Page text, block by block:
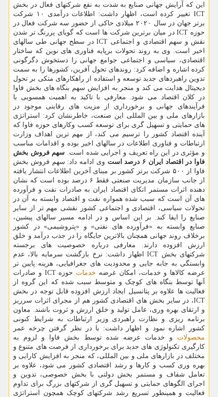
این که آرایش جهانی صنایع به شدت به نفع شرکتهای فعال در بخش
ICT تغییر کرده است، اظهار داشت: اطلاعات درآمدی ۱۰ شرکت
برتر جهان در سال ۲۰۲۰ میلادی حاکی از حضور سه شرکت فعال در
حوزه ICT در میان برترین شرکت ها است که گویای پررنگ تر شدن
نقش و سهم اقتصادی و اجتماعی ICT در سطح جهانی طی سالهای
اخیر است. وی به روند تحولات برپایه فناوری های نوین که ساختار
اقتصادی، سیاسی و اجتماعی جوامع جهانی را دستخوش دگرگونی
کرده اشاره و اضافه کرد: روندهای تحول آفرین، کشورها را به سمت
تدوین راهبردهای جدید توسعه و استفاده از راهکارهای متکی بر تحول
دیجیتال هدایت می کند و منجر به افزایش سهم بنگاه های بخش فاوا
در کلان اقتصاد می شود. معارفی با تاکید به اهمیت همسویی با
فرآیندهای جهانی و برخورداری از مزیت های رقابتی موجود در
بازارهای ملی و بین المللی این صنعت، خاطرنشان کرد: استراتژی
های حمایتی و تسهیل گری برای توسعه کسب وکارهای حوزه فاوا که
آینده اقتصاد کشور را ترسیم می کند، از مهم ترین اهداف وزارت
ارتباطات و فناوری اطلاعات در سالهای اخیر بوده و اقدامات مناسب
و مؤثری در این راه تعریف و اجرایی شده است. سهم فروش بخش
فاوا در اقتصاد ایران ۶ درصد است
وی ادامه داد: سهم فروش بخش
فاوا از ۵۰۰ شرکت برتر کشور بر مبنای آخرین اطلاعات انتشار یافته
از جانب سازمان مدیریت صنعتی فقط ۶ درصد بوده است که نشان
دهنده اثرات مستمر اتکای اقتصاد ایران به صادرات نفت و فرآورده
های آن است که سبب شده همواره نفت و اقتصاد وابسته به آن در
تحولات سیاسی، اقتصادی و اجتماعی کشور نقشی مهم تر از سایر
صنایع را ایفا کند. بر این اساس و در ادامه مسیر سالهای پیشین،
صنایع وابسته به «فرآورده های نفتی» و «پتروشیمی» در کشور
برخلاف روند جهانی همچنان بالاترین جایگاه را در جذب درآمد و خلق
ارزش افزوده دارند. معارفی درباره خصوصیت های برجسته
شرکتهای بخش ICT اظهار داشت: نرخ بازگشت سرمایه بالا، عدم
وابستگی به جابه جایی و محدودیت های جغرافیایی، هزینه پایین تر
عرضه کالاها و خدمات، امکان عرضه خدمات
حوزه ICT و صادرات
آنها توسط بنگاه های کوچک و متوسط سبب شده که این گروه از
فعالیت ها علاوه بر پتانسیل ایجاد ارزش افزوده قابل توجه در بخش
ICT، در سایر بخش های اقتصادی کشور هم از مجرای اثرات سرریز
و ارتقای بهره وری، عامل تولید و خلق ارزش و ثروت باشند. معاون
برنامه ریزی و نظارت راهبردی وزیر ارتباطات به شرایط کنونی
کشور اشاره نمود و اظهار داشت: با در نظر گرفتن چرخه عمر
محصولات و خدمات عرضه شده توسط بخش فاوا و لزوم به
کارگیری تکنولوژی های جدید برای برخورداری از فرصت های متنوع و
مختلف در بازارهای ملی و بین المللی، که منجر به افزایش کارایی و
بهره وری کسب و کارها و رشد اقتصادی کشور می شود، علاوه بر
تعامل شفاف و مستمر بخش دولتی با بخش خصوصی، تدوین و
اجرای الگوهای حمایتی و تسهیل گری از شرکتهای بزرگ برای تداوم
فعالیت و همینطور تسریع رشد شرکتهای کوچک همچون استراتژی